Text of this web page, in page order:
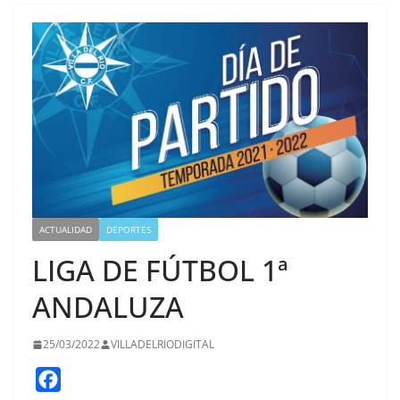
ACTUALIDAD DEPORTES
LIGA DE FÚTBOL 1ª
ANDALUZA
25/03/2022 VILLADELRIODIGITAL